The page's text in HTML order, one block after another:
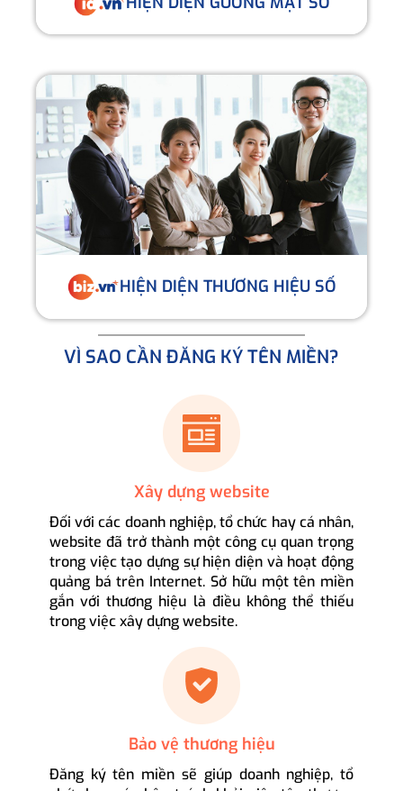
HIỆN DIỆN THƯƠNG HIỆU SỐ
VÌ SAO CẦN ĐĂNG KÝ TÊN MIỀN?
Xây dựng website
Đối với các doanh nghiệp, tổ chức hay cá nhân,
website đã trở thành một công cụ quan trọng
trong việc tạo dựng sự hiện diện và hoạt động
quảng bá trên Internet. Sở hữu một tên miền
gắn với thương hiệu là điều không thể thiếu
trong việc xây dựng website.
Bảo vệ thương hiệu
Đăng ký tên miền sẽ giúp doanh nghiệp, tổ